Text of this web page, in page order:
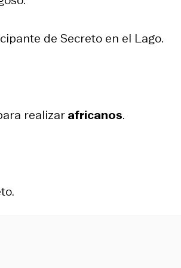
de Secreto en el Lago.
realizarafricanos.